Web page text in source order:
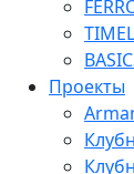
Проекты